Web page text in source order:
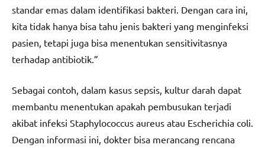
standar emas dalam identifikasi bakteri. Dengan cara ini,
kita tidak hanya bisa tahu jenis bakteri yang menginfeksi
pasien, tetapi juga bisa menentukan sensitivitasnya
terhadap antibiotik.”
Sebagai contoh, dalam kasus sepsis, kultur darah dapat
membantu menentukan apakah pembusukan terjadi
akibat infeksi Staphylococcus aureus atau Escherichia coli.
Dengan informasi ini, dokter bisa merancang rencana